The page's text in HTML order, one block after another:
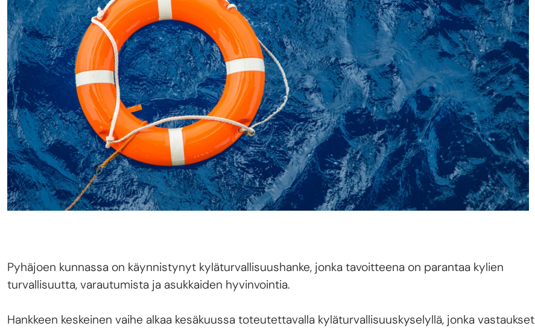
Pyhäjoen kunnassa on käynnistynyt kyläturvallisuushanke, jonka tavoitteena on parantaa kylien
turvallisuutta, varautumista ja asukkaiden hyvinvointia.
Hankkeen keskeinen vaihe alkaa kesäkuussa toteutettavalla kyläturvallisuuskyselyllä, jonka vastaukset